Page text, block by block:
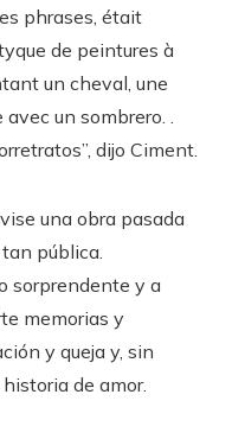
phrases, était
de peintures à
un cheval, une
un sombrero. .
dijo Ciment.
una obra pasada
pública.
sorprendente y a
memorias y
y queja y, sin
de amor.